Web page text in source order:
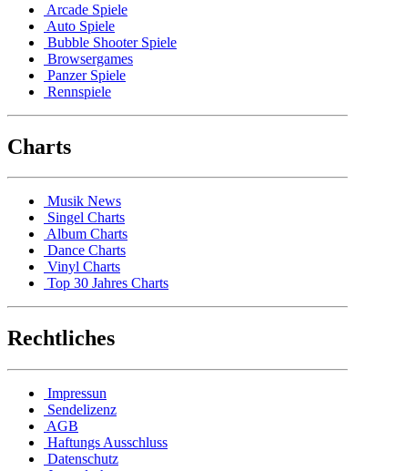
Arcade Spiele
Auto Spiele
Bubble Shooter Spiele
Browsergames
Panzer Spiele
Rennspiele
Charts
Musik News
Singel Charts
Album Charts
Dance Charts
Vinyl Charts
Top 30 Jahres Charts
Rechtliches
Impressun
Sendelizenz
AGB
Haftungs Ausschluss
Datenschutz